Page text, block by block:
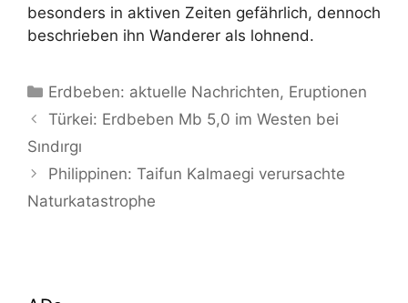
besonders in aktiven Zeiten gefährlich, dennoch
beschrieben ihn Wanderer als lohnend.
Kategorien
Erdbeben: aktuelle Nachrichten, Eruptionen
Türkei: Erdbeben Mb 5,0 im Westen bei
Sındırgı
Philippinen: Taifun Kalmaegi verursachte
Naturkatastrophe